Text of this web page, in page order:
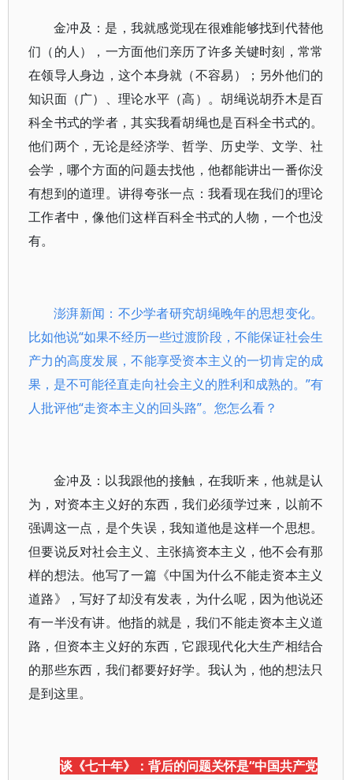
金冲及：是，我就感觉现在很难能够找到代替他
们（的人），一方面他们亲历了许多关键时刻，常常
在领导人身边，这个本身就（不容易）；另外他们的
知识面（广）、理论水平（高）。胡绳说胡乔木是百
科全书式的学者，其实我看胡绳也是百科全书式的。
他们两个，无论是经济学、哲学、历史学、文学、社
会学，哪个方面的问题去找他，他都能讲出一番你没
有想到的道理。讲得夸张一点：我看现在我们的理论
工作者中，像他们这样百科全书式的人物，一个也没
有。
澎湃新闻：不少学者研究胡绳晚年的思想变化。
比如他说“如果不经历一些过渡阶段，不能保证社会生
产力的高度发展，不能享受资本主义的一切肯定的成
果，是不可能径直走向社会主义的胜利和成熟的。”有
人批评他“走资本主义的回头路”。您怎么看？
金冲及：以我跟他的接触，在我听来，他就是认
为，对资本主义好的东西，我们必须学过来，以前不
强调这一点，是个失误，我知道他是这样一个思想。
但要说反对社会主义、主张搞资本主义，他不会有那
样的想法。他写了一篇《中国为什么不能走资本主义
道路》，写好了却没有发表，为什么呢，因为他说还
有一半没有讲。他指的就是，我们不能走资本主义道
路，但资本主义好的东西，它跟现代化大生产相结合
的那些东西，我们都要好好学。我认为，他的想法只
是到这里。
谈《七十年》：背后的问题关怀是“中国共产党